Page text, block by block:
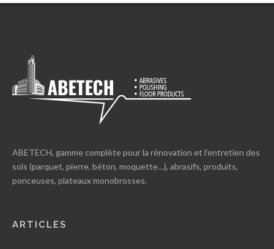
ABETECH, gamme complète pour la rénovation et l’entretien des
sols (parquet, pierre, béton, moquette…), abrasifs, produits,
ponceuses, plateaux monobrosses.
ARTICLES